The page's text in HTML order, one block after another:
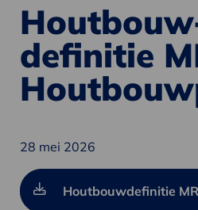
definitie
28 mei 2026
Houtbouwdefinitie